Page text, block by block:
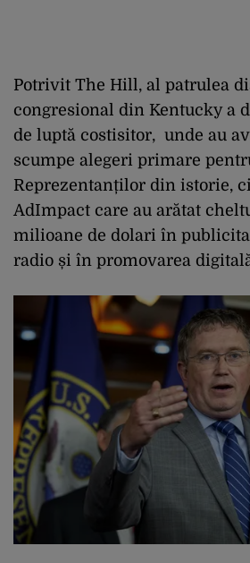
Potrivit The Hill, al patrulea
congresional din Kentucky a
de luptă costisitor, unde au
scumpe alegeri primare
Reprezentanților din istorie,
AdImpact care au arătat
milioane de dolari în
radio și în promovarea